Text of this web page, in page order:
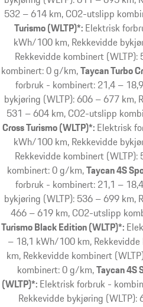
532 – 614 km, CO2-utslipp
Turismo (WLTP)*: Elektrisk
kWh/100 km, Rekkevidde
Rekkevidde kombinert
kombinert: 0 g/km Taycan Turbo
forbruk - kombinert: 21,4 –
bykjøring (WLTP): 606 – 677 km,
531 – 604 km, CO2-utslipp
Cross Turismo (WLTP)*: Elektrisk
kWh/100 km, Rekkevidde
Rekkevidde kombinert
kombinert: 0 g/km Taycan 4S
forbruk - kombinert: 21,1 –
bykjøring (WLTP): 536 – 699 km,
466 – 619 km, CO2-utslipp
Turismo Black Edition (WLTP)*:
– 18,1 kWh/100 km,
km, Rekkevidde kombinert
kombinert: 0 g/km Taycan 4S
(WLTP)*: Elektrisk forbruk -
Rekkevidde bykjøring